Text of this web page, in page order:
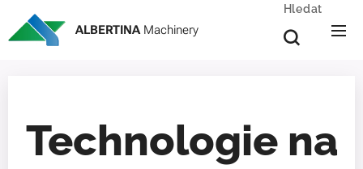
ALBERTINA Machinery
Hledat
Technologie na